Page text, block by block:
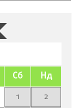
Сб Нд
1
2